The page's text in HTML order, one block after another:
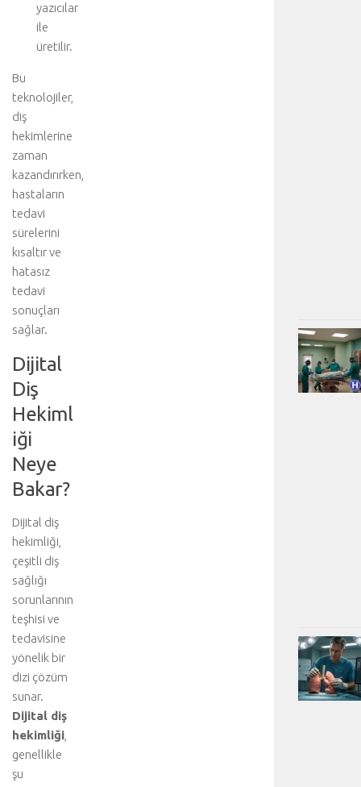
yazıcılar
ile
üretilir.
Bu
teknolojiler,
diş
hekimlerine
zaman
kazandırırken,
hastaların
tedavi
sürelerini
kısaltır ve
hatasız
tedavi
sonuçları
sağlar.
Dijital
Diş
Hekiml
iği
Neye
Bakar?
Dijital diş
hekimliği,
çeşitli diş
sağlığı
sorunlarının
teşhisi ve
tedavisine
yönelik bir
dizi çözüm
sunar.
Dijital diş
hekimliği
genellikle
şu